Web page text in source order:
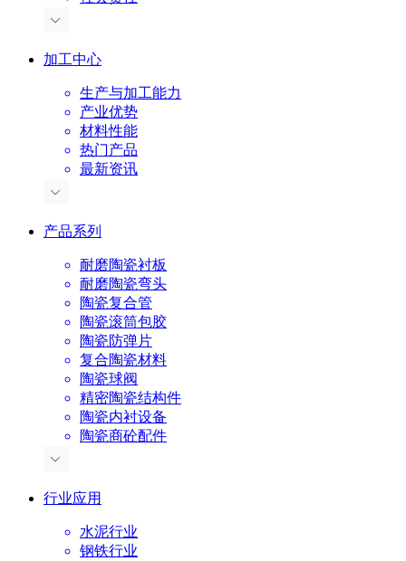
加工中心
生产与加工能力
产业优势
材料性能
热门产品
最新资讯
产品系列
耐磨陶瓷衬板
耐磨陶瓷弯头
陶瓷复合管
陶瓷滚筒包胶
陶瓷防弹片
复合陶瓷材料
陶瓷球阀
精密陶瓷结构件
陶瓷内衬设备
陶瓷商砼配件
行业应用
水泥行业
钢铁行业